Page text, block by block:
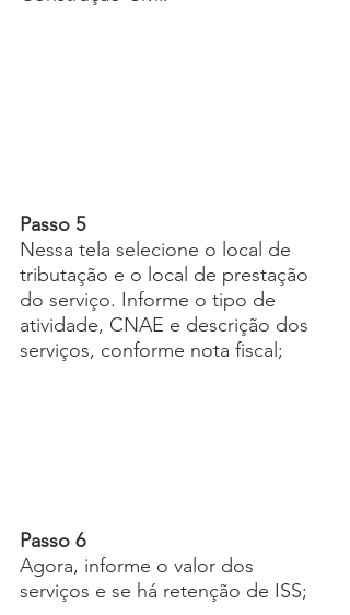
Passo 5
Nessa tela selecione o local de
tributação e o local de prestação
do serviço. Informe o tipo de
atividade, CNAE e descrição dos
serviços, conforme nota fiscal;
Passo 6
Agora, informe o valor dos
serviços e se há retenção de ISS;